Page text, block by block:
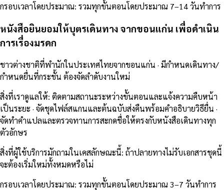
กรอบเวลาโดยประมาณ: รวมทุกขั้นตอนโดยประมาณ 7–14 วันทำการ
หนังสือยินยอมให้บุตรเดินทาง จากขอนแก่น เพื่อดำเนิน
การเรื่องมรดก
ชาวต่างชาติที่พำนักในประเทศไทยจากขอนแก่น · มีกำหนดเดินทาง/
กำหนดยื่นที่กระชั้น ต้องจัดลำดับงานใหม่
สิ่งที่เราดูแลให้: ติดตามสถานะระหว่างขั้นตอนและแจ้งความคืบหน้า
เป็นระยะ · จัดชุดไฟล์สแกนและต้นฉบับส่งคืนพร้อมคำอธิบายวิธียื่น ·
จัดทำคำแปลและตรวจทานการสะกดชื่อให้ตรงกับหนังสือเดินทางทุก
ตัวอักษร
สิ่งที่ผู้ใช้บริการมักถามในเคสลักษณะนี้: ถ้าปลายทางไม่รับเอกสารชุดนี้
จะต้องเริ่มใหม่ทั้งหมดหรือไม่
กรอบเวลาโดยประมาณ: รวมทุกขั้นตอนโดยประมาณ 3–7 วันทำการ